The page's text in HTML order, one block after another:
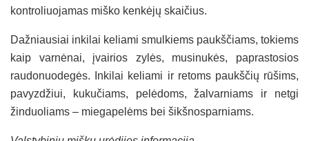
kontroliuojamas miško kenkėjų skaičius.
Dažniausiai inkilai keliami smulkiems paukščiams, tokiems
kaip varnėnai, įvairios zylės, musinukės, paprastosios
raudonuodegės. Inkilai keliami ir retoms paukščių rūšims,
pavyzdžiui, kukučiams, pelėdoms, žalvarniams ir netgi
žinduoliams – miegapelėms bei šikšnosparniams.